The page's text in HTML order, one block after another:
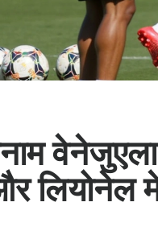
लियोनेल